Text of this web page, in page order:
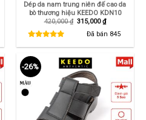
Dép da nam trung niên đế cao da
bò thương hiệu KEEDO KDN10
420,000₫ Giá
315,000₫Giá
hiện
tại
Đã bán 845
-26%